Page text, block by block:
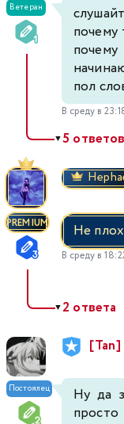
Ветеран
почему
пол
В среду в
▼5 ответов
PREMIUM Не
В среду в
▼2 ответа
Постоялец
[Tan]
Ну да